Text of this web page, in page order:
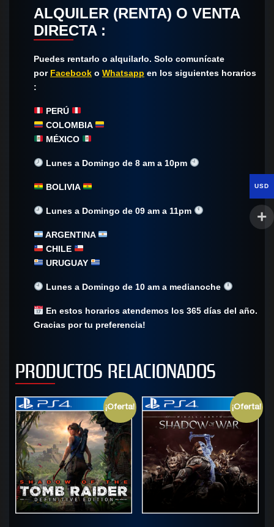
ALQUILER (RENTA) O VENTA
DIRECTA :
Puedes rentarlo o alquilarlo. Solo comunícate​
por Facebook o Whatsapp en los siguientes horarios
:
PERÚ
COLOMBIA
MÉXICO
Lunes a Domingo de 8 am a 10pm
BOLIVIA
Lunes a Domingo de 09 am a 11pm
ARGENTINA
CHILE
URUGUAY
Lunes a Domingo de 10 am a medianoche
En estos horarios atendemos los 365 días del año.
Gracias por tu preferencia!
PRODUCTOS RELACIONADOS
¡Oferta! ¡Oferta!
USD